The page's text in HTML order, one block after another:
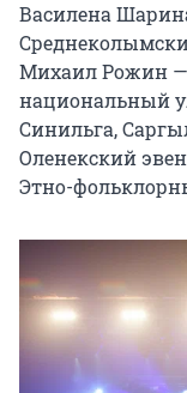
Василена
Михаил Рожин
национальный
Синильга,
Оленекский
Этно-